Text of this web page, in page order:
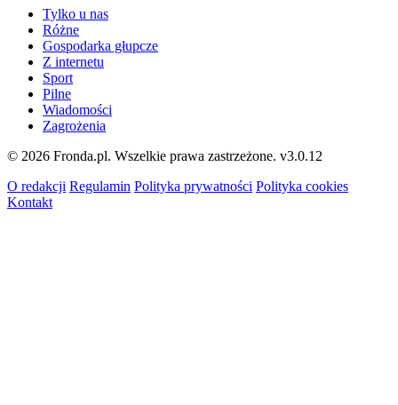
Tylko u nas
Różne
Gospodarka głupcze
Z internetu
Sport
Pilne
Wiadomości
Zagrożenia
© 2026 Fronda.pl. Wszelkie prawa zastrzeżone. v3.0.12
O redakcji Regulamin Polityka prywatności Polityka cookies
Kontakt